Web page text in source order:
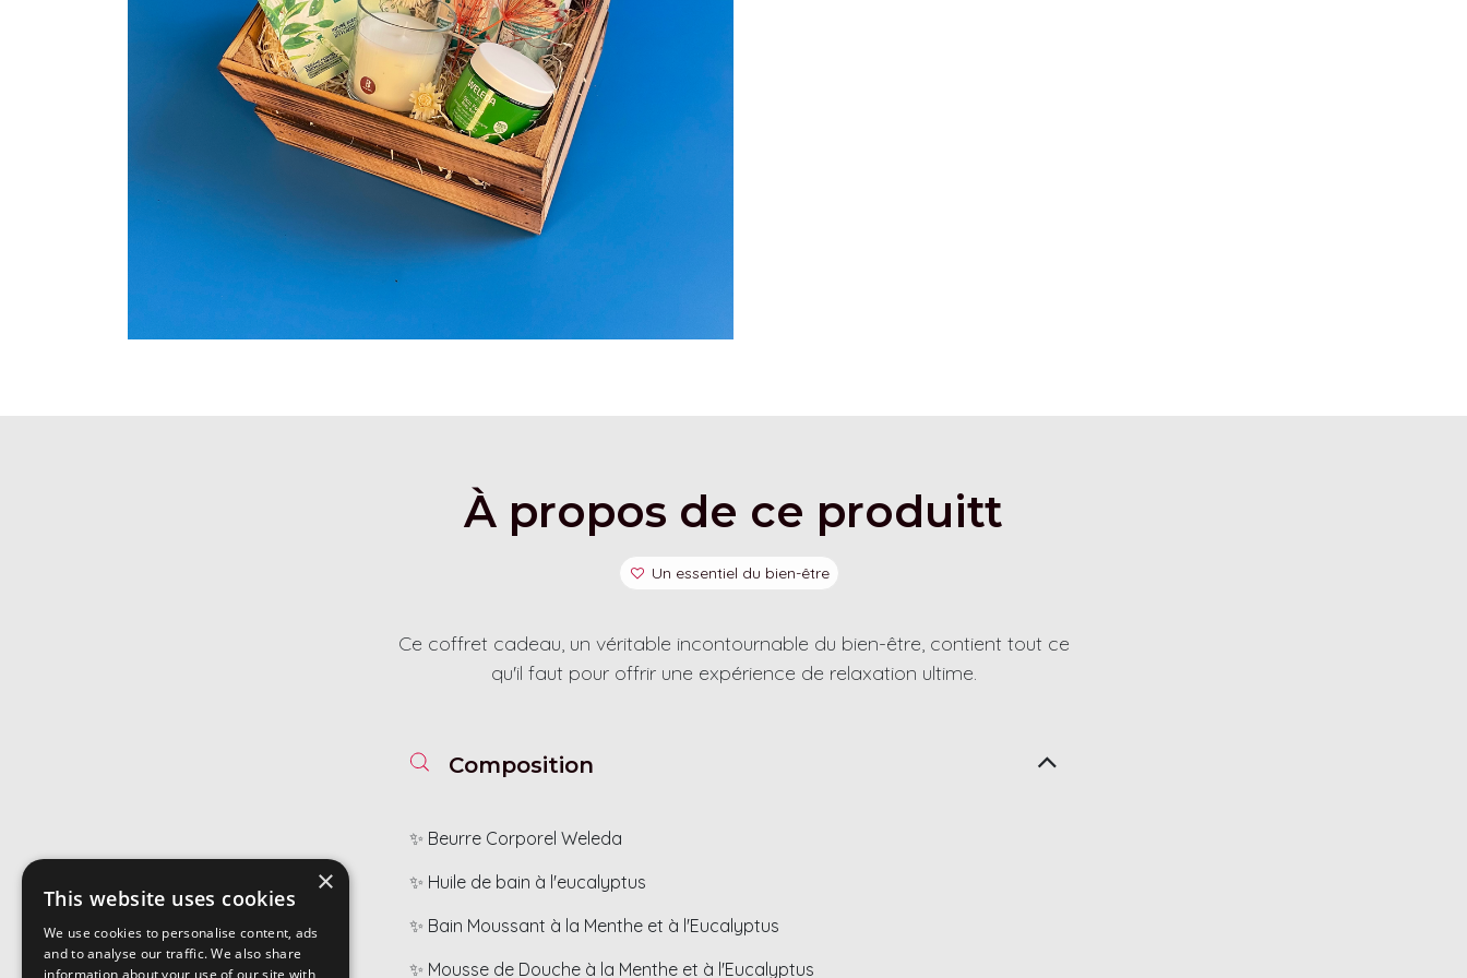
À propos de ce produitt
Un essentiel du bien-être
Ce coffret cadeau, un véritable incontournable du bien-être, contient tout ce
qu'il faut pour offrir une expérience de relaxation ultime.
Composition
✨ Beurre Corporel Weleda
✨ Huile de bain à l'eucalyptus
✨ Bain Moussant à la Menthe et à l'Eucalyptus
✨ Mousse de Douche à la Menthe et à l'Eucalyptus
×
This website uses cookies
We use cookies to personalise content, ads
and to analyse our traffic. We also share
information about your use of our site with